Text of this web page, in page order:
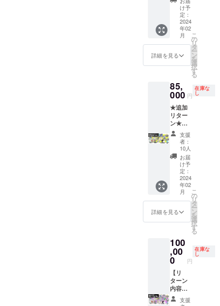
のご紹
介」を
ご覧く
ださ
い。
キー」
または
「ファ
イルス
トレー
ジから
ロー
ド」の
かを選
択して
いただ
けま
す。 ※
クリア
ファイ
ルの詳
細は
「リ
ターン
プラン
のご紹
介」を
ご覧く
ださ
い。 ※T
シャツ
の詳細
ターン
プラン
のご紹
介」を
ご覧く
ださ
い。
ていた
だけま
す。
※PC版
は、
ウン
ロード
ます。
※「サウ
ンドト
ラッ
ク」
は、
「Stea
m版 DL
キー」
または
「ファ
イルス
トレー
ジから
ダウン
ド」の
どちら
択して
いただ
けま
す。 ※
クリア
ファイ
ルの詳
細は
「リ
推奨す
る表記
で補完
いたし
ます。 -
-----------
-----------
-----------
複製原
画イラ
スト
キャン
バス
アート
の詳細
は「リ
ターン
プラン
のご紹
介」を
ご覧く
ださ
フト会
員証の
ターン
プラン
のご紹
介」を
ご覧く
ださ
い。
※「ゲー
ベット
表記：
日本語
表記／
アル
ファ
ベット
つは必
ずご記
入くだ
さい。
いずれ
か一方
を省略
された
場合、
弊社が
推奨す
る表記
で補完
いたし
ます。 -
-----------
-----------
-----------
複製原
画イラ
スト
キャン
バス
アート
の詳細
は「リ
欄にご
記入い
ただく
内容】
①：
ゲーム
内に表
クネー
ム可）
入くだ
さい。
・日本
語表
記： ・
アル
ファ
ベット
表記：
日本語
表記／
アル
ファ
ベット
つは必
ずご記
入くだ
いずれ
か一方
を省略
された
ファイ
ル 3種
セット
・CF限
定記念
ピン
ズ 3種
デザイ
ンTシャ
礼メッ
セージ
【備考
欄にご
記入い
ただく
内容】
①：
ゲーム
内に表
示する
お名前
（ニッ
クネー
さい。
・日本
語表
アル
ファ
ベット
表記：
・ゲー
ム内ク
レジッ
トにお
名前掲
載
（大）
プルア
イラン
テッ
カー ・
ゲーム
本体：
DLコー
ド x 1点
［一般
販売予
定価
格：
1,100
円］ ・
サウン
ドト
定価
格：未
定］ ・
マホ用
壁紙 ・
クリア
ファイ
・複製
原画イ
ラス
ト
キャン
バス
アート
・
SUNSO
トリー
本『サ
ンソフ
ト クロ
ニク
ル』 ・
トート
バッグ
・ゲー
ム内ク
レジッ
トにお
名前掲
載
（※①）
「リッ
プルア
イラン
テッ
カー ・
ゲーム
本体：
描き下
ろしイ
ラスト
・サン
ソフト
会員証
・
SUNSO
本『サ
ンソフ
ト大全
（仮）
』 ・
トート
バッグ
・ゲー
ム内ク
レジッ
トにお
名前掲
（中）
（※①）
・
「リッ
テッ
カー ・
ゲーム
本体：
DLコー
ド x 1点
［一般
販売予
け予
定：
2024
年02
月
詳細を見る
こ
の
リ
タ
ー
ン
を
選
択
す
る
85,
000 円
在庫な
し
★追加
リター
ン★
【リ
ターン
内容】
・
SUNSO
FTデザ
イナー
描き下
ろしイ
ラスト
・サン
ソフト
SUNSO
FTヒス
トリー
本『サ
ンソフ
ト クロ
ニク
ル』 ・
支援
者：
10人
お届
け予
定：
2024
年02
月
詳細を見る
こ
の
リ
タ
ー
ン
を
選
択
す
る
100
,00
0 円
在庫な
し
【リ
ターン
内容】
・もり
支援